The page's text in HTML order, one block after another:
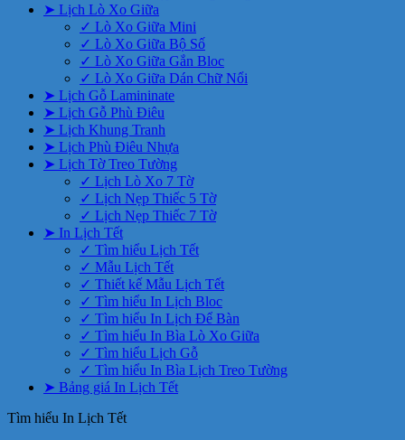
➤ Lịch Lò Xo Giữa
✓ Lò Xo Giữa Mini
✓ Lò Xo Giữa Bộ Số
✓ Lò Xo Giữa Gắn Bloc
✓ Lò Xo Giữa Dán Chữ Nổi
➤ Lịch Gỗ Lamininate
➤ Lịch Gỗ Phù Điêu
➤ Lịch Khung Tranh
➤ Lịch Phù Điêu Nhựa
➤ Lịch Tờ Treo Tường
✓ Lịch Lò Xo 7 Tờ
✓ Lịch Nẹp Thiếc 5 Tờ
✓ Lịch Nẹp Thiếc 7 Tờ
➤ In Lịch Tết
✓ Tìm hiểu Lịch Tết
✓ Mẫu Lịch Tết
✓ Thiết kế Mẫu Lịch Tết
✓ Tìm hiểu In Lịch Bloc
✓ Tìm hiểu In Lịch Để Bàn
✓ Tìm hiểu In Bìa Lò Xo Giữa
✓ Tìm hiểu Lịch Gỗ
✓ Tìm hiểu In Bìa Lịch Treo Tường
➤ Bảng giá In Lịch Tết
Tìm hiểu In Lịch Tết